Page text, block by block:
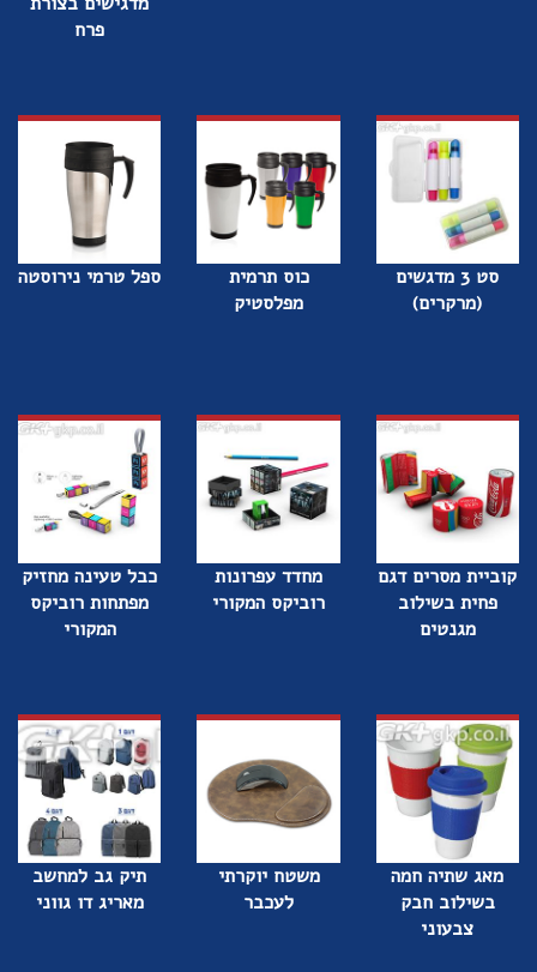
פרח
סט 3 מדגשים
(מרקרים)
כוס תרמית
מפלסטיק
ספל טרמי נירוסטה
קוביית מסרים דגם
פחית בשילוב
מגנטים
מחדד עפרונות
רוביקס המקורי
כבל טעינה מחזיק
מפתחות רוביקס
המקורי
מאג שתיה חמה
בשילוב חבק
צבעוני
משטח יוקרתי
לעכבר
תיק גב למחשב
מאריג דו גווני